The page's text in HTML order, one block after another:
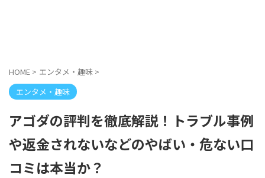
HOME > エンタメ・趣味 >
エンタメ・趣味
アゴダの評判を徹底解説！トラブル事例
や返金されないなどのやばい・危ない口
コミは本当か？